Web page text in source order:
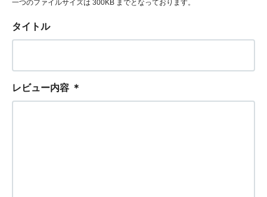
一つのファイルサイズは 300KB までとなっております。
タイトル
レビュー内容 ＊